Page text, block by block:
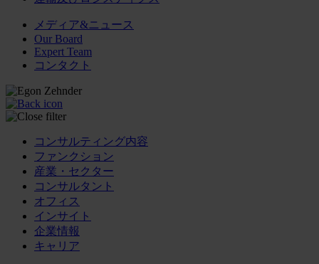
メディア&ニュース
Our Board
Expert Team
コンタクト
コンサルティング内容
ファンクション
産業・セクター
コンサルタント
オフィス
インサイト
企業情報
キャリア